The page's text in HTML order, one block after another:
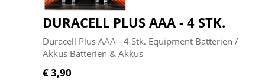
DURACELL PLUS AAA - 4 STK.
Duracell Plus AAA - 4 Stk. Equipment Batterien /
Akkus Batterien & Akkus
€ 3,90